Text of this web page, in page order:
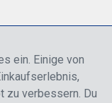
ein. Einige von
zu verbessern. Du